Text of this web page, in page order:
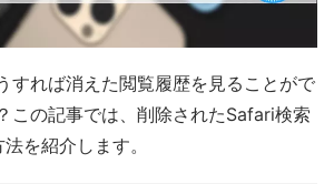
すれば消えた閲覧履歴を見ることがで
この記事では、削除されたSafari検索
を紹介します。